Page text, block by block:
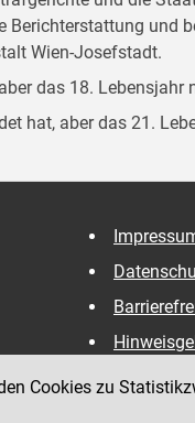
und
Wien-Josefstadt.
das 18. Lebensjahr
hat, aber das 21.
Cookies zu